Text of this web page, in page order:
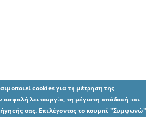
cookies για τη μέτρηση της
ασφαλή λειτουργία, τη μέγιστη απόδοσή και
σας. Επιλέγοντας το κουμπί